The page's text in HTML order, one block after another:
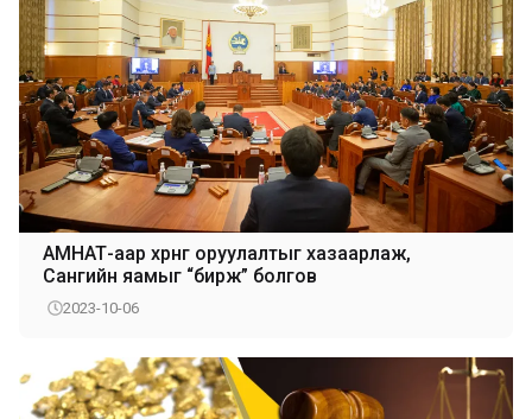
АМНАТ-аар хөрөнгө оруулалтыг хазаарлаж,
Сангийн яамыг “бирж” болгов
2023-10-06